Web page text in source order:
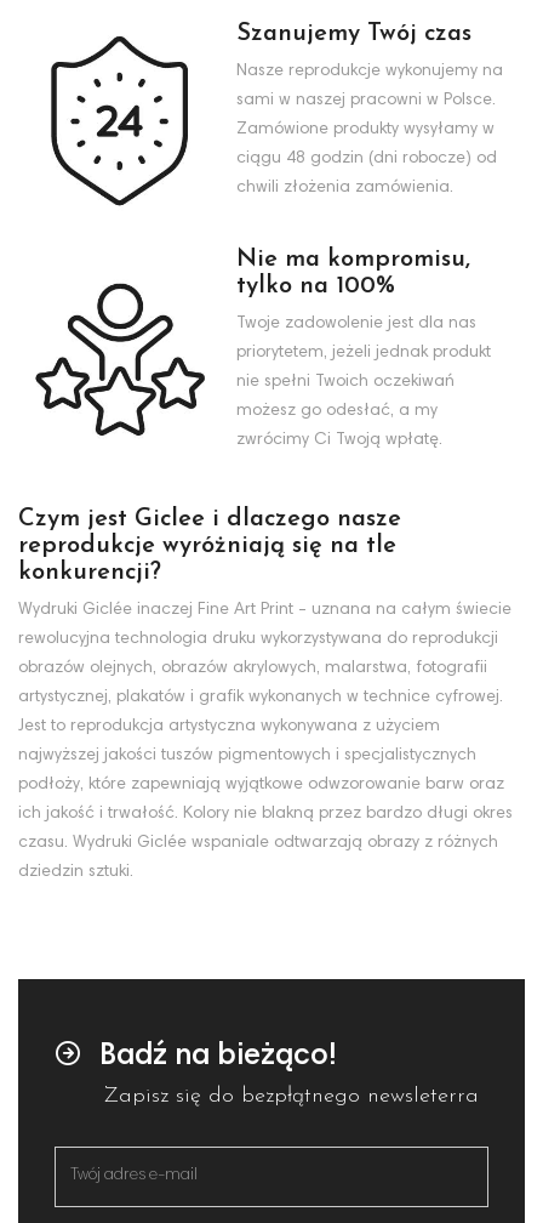
Szanujemy Twój czas
Nasze reprodukcje wykonujemy na
sami w naszej pracowni w Polsce.
Zamówione produkty wysyłamy w
ciągu 48 godzin (dni robocze) od
chwili złożenia zamówienia.
Nie ma kompromisu,
tylko na 100%
Twoje zadowolenie jest dla nas
priorytetem, jeżeli jednak produkt
nie spełni Twoich oczekiwań
możesz go odesłać, a my
zwrócimy Ci Twoją wpłatę.
Czym jest Giclee i dlaczego nasze
reprodukcje wyróżniają się na tle
konkurencji?
Wydruki Giclée inaczej Fine Art Print - uznana na całym świecie
rewolucyjna technologia druku wykorzystywana do reprodukcji
obrazów olejnych, obrazów akrylowych, malarstwa, fotografii
artystycznej, plakatów i grafik wykonanych w technice cyfrowej.
Jest to reprodukcja artystyczna wykonywana z użyciem
najwyższej jakości tuszów pigmentowych i specjalistycznych
podłoży, które zapewniają wyjątkowe odwzorowanie barw oraz
ich jakość i trwałość. Kolory nie blakną przez bardzo długi okres
czasu. Wydruki Giclée wspaniale odtwarzają obrazy z różnych
dziedzin sztuki.
Badź na bieżąco!
Zapisz się do bezpłątnego newsleterra